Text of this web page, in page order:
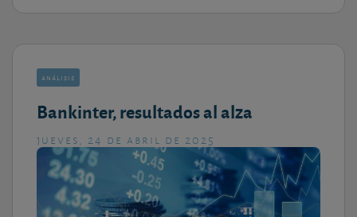
análisis
Bankinter, resultados al alza
jueves, 24 de abril de 2025